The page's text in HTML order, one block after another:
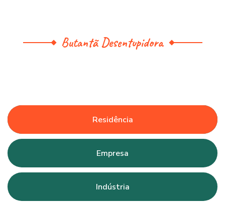
Butantã Desentupidora
Residência
Empresa
Indústria